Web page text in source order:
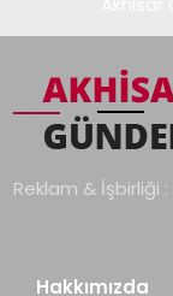
Reklam & İşbirliği :
Hakkımızda